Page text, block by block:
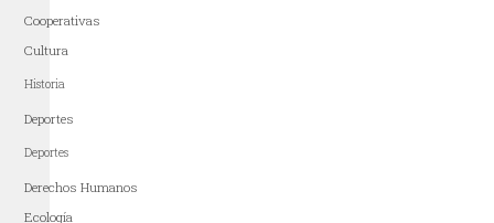
Cooperativas
Cultura
Historia
Deportes
Deportes
Derechos Humanos
Ecología